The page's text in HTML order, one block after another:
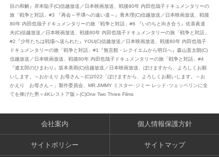
目の和解』岸本聡子(C)信越放送／日本映画放送、戦後80年 内田也哉子ドキュメンタリーの
旅「戦争と対話」#3 『再会～平壌への遠い道～』青木理(C)信越放送／日本映画放送、戦後
80年 内田也哉子ドキュメンタリーの旅「戦争と対話」#6 『いのちと向き合う』佐喜眞道
夫(C)信越放送／日本映画放送、戦後80年 内田也哉子ドキュメンタリーの旅「戦争と対話」
#2『少年たちは戦場へ送られた』YOU(C)信越放送／日本映画放送、戦後80年 内田也哉子
ドキュメンタリーの旅「戦争と対話」#1『無言館・レクイエムから明日へ』森山直太朗(C)
信越放送／日本映画放送、戦後80年 内田也哉子ドキュメンタリーの旅「戦争と対話」#4
『遼太郎のひまわり』坂本美雨(C)信越放送／日本映画放送、ぼけますから、よろしくお願
いします。～おかえり お母さん～(C)2022「ぼけますから、よろしくお願いします。～お
かえり お母さん～」製作委員会、MR.JIMMY ミスター･ジミー レッド･ツェッペリンに全
てを捧げた男＜4Kレストア版＞(C)One Two Three Films
会社案内 個人情報保護方針
サイトポリシー サイトマップ